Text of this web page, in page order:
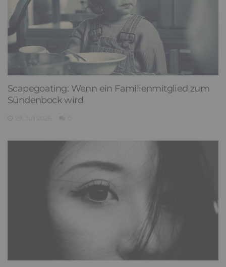
Scapegoating: Wenn ein Familienmitglied zum
Sündenbock wird